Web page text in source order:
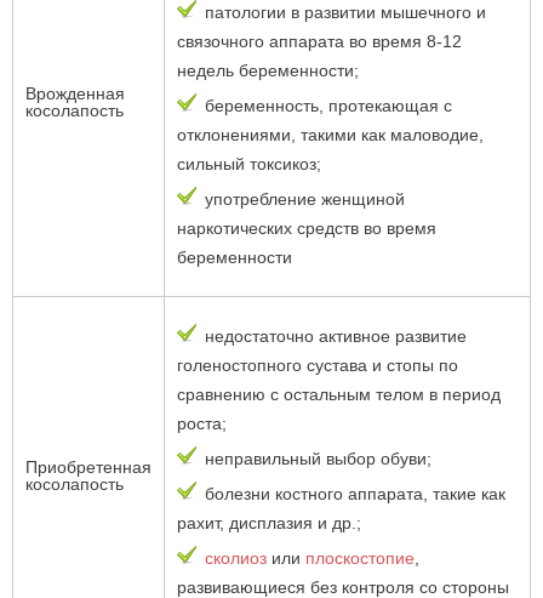
Врожденная
косолапость
патологии в развитии мышечного и
связочного аппарата во время 8-12
недель беременности;
беременность, протекающая с
отклонениями, такими как маловодие,
сильный токсикоз;
употребление женщиной
наркотических средств во время
беременности
Приобретенная
косолапость
недостаточно активное развитие
голеностопного сустава и стопы по
сравнению с остальным телом в период
роста;
неправильный выбор обуви;
болезни костного аппарата, такие как
рахит, дисплазия и др.;
сколиоз или плоскостопие
развивающиеся без контроля со стороны